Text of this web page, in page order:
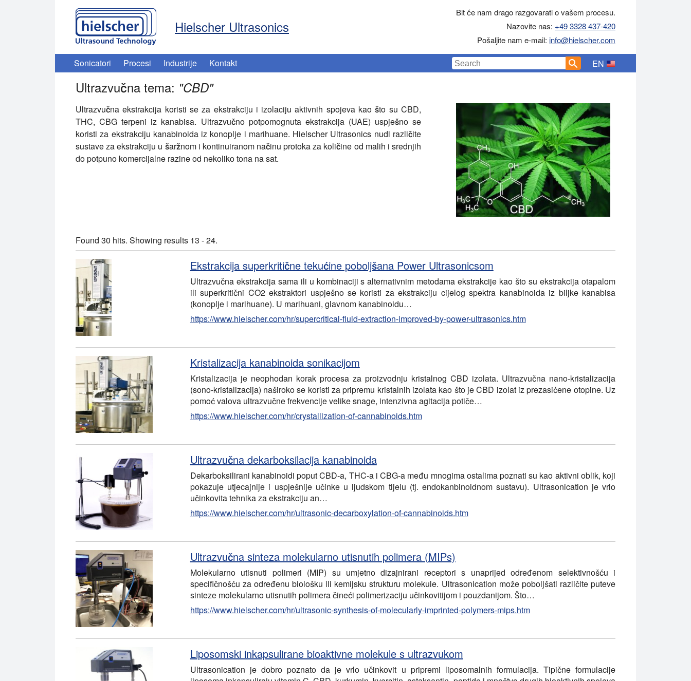
Hielscher Ultrasonics
Bit će nam drago razgovarati o vašem procesu.
Nazovite nas: +49 3328 437-420
Pošaljite nam e-mail: info@hielscher.com
Sonicatori Procesi Industrije Kontakt EN
Ultrazvučna tema: "CBD"
Ultrazvučna ekstrakcija koristi se za ekstrakciju i izolaciju aktivnih spojeva kao što su CBD,
THC, CBG terpeni iz kanabisa. Ultrazvučno potpomognuta ekstrakcija (UAE) uspješno se
koristi za ekstrakciju kanabinoida iz konoplje i marihuane. Hielscher Ultrasonics nudi različite
sustave za ekstrakciju u šaržnom i kontinuiranom načinu protoka za količine od malih i srednjih
do potpuno komercijalne razine od nekoliko tona na sat.
Found 30 hits. Showing results 13 - 24.
Ekstrakcija superkritične tekućine poboljšana Power Ultrasonicsom
Ultrazvučna ekstrakcija sama ili u kombinaciji s alternativnim metodama ekstrakcije kao što su ekstrakcija otapalom
ili superkritični CO2 ekstraktori uspješno se koristi za ekstrakciju cijelog spektra kanabinoida iz biljke kanabisa
(konoplje i marihuane). U marihuani, glavnom kanabinoidu…
https://www.hielscher.com/hr/supercritical-fluid-extraction-improved-by-power-ultrasonics.htm
Kristalizacija kanabinoida sonikacijom
Kristalizacija je neophodan korak procesa za proizvodnju kristalnog CBD izolata. Ultrazvučna nano-kristalizacija
(sono-kristalizacija) naširoko se koristi za pripremu kristalnih izolata kao što je CBD izolat iz prezasićene otopine. Uz
pomoć valova ultrazvučne frekvencije velike snage, intenzivna agitacija potiče…
https://www.hielscher.com/hr/crystallization-of-cannabinoids.htm
Ultrazvučna dekarboksilacija kanabinoida
Dekarboksilirani kanabinoidi poput CBD-a, THC-a i CBG-a među mnogima ostalima poznati su kao aktivni oblik, koji
pokazuje utjecajnije i uspješnije učinke u ljudskom tijelu (tj. endokanbinoidnom sustavu). Ultrasonication je vrlo
učinkovita tehnika za ekstrakciju an…
https://www.hielscher.com/hr/ultrasonic-decarboxylation-of-cannabinoids.htm
Ultrazvučna sinteza molekularno utisnutih polimera (MIPs)
Molekularno utisnuti polimeri (MIP) su umjetno dizajnirani receptori s unaprijed određenom selektivnošću i
specifičnošću za određenu biološku ili kemijsku strukturu molekule. Ultrasonication može poboljšati različite puteve
sinteze molekularno utisnutih polimera čineći polimerizaciju učinkovitijom i pouzdanijom. Što…
https://www.hielscher.com/hr/ultrasonic-synthesis-of-molecularly-imprinted-polymers-mips.htm
Liposomski inkapsulirane bioaktivne molekule s ultrazvukom
Ultrasonication je dobro poznato da je vrlo učinkovit u pripremi liposomalnih formulacija. Tipične formulacije